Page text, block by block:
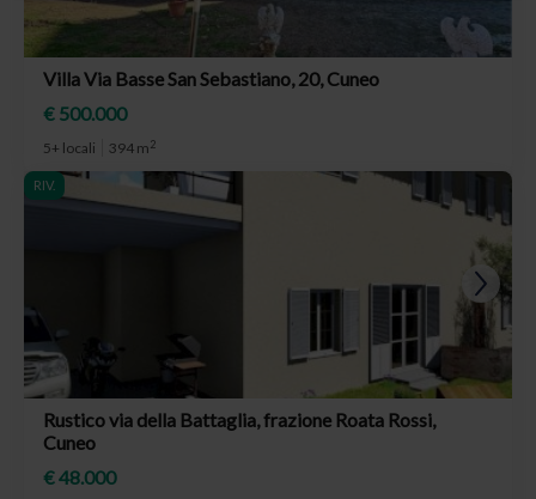
Villa Via Basse San Sebastiano, 20, Cuneo
€ 500.000
5+ locali 394 m2
RIV.
Rustico via della Battaglia, frazione Roata Rossi,
Cuneo
€ 48.000